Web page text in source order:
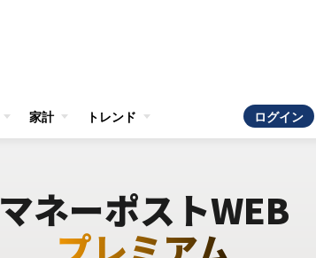
家計 トレンド ログイン
マネーポストWEB